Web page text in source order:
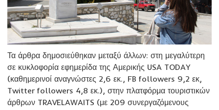
Τα άρθρα δημοσιεύθηκαν μεταξύ άλλων: στη μεγαλύτερη
σε κυκλοφορία εφημερίδα της Αμερικής USA TODAY
(καθημερινοί αναγνώστες 2,6 εκ., FB followers 9,2 εκ,
Twitter followers 4,8 εκ.), στην πλατφόρμα τουριστικών
άρθρων TRAVELAWAITS (με 209 συνεργαζόμενους